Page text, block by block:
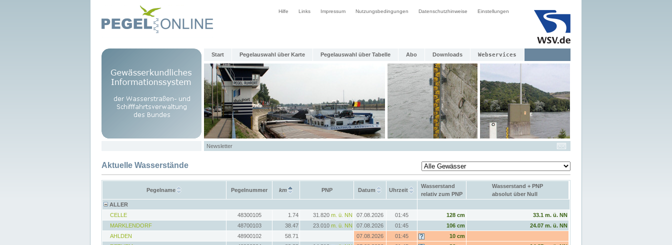
Hilfe Links Impressum Nutzungsbedingungen Datenschutzhinweise Einstellungen
Start Pegelauswahl über Karte Pegelauswahl über Tabelle Abo Downloads Webservices
Newsletter
Aktuelle Wasserstände
Pegelname Pegelnummer km PNP Datum Uhrzeit
Wasserstand
relativ zum PNP
Wasserstand + PNP
absolut über Null
ALLER
CELLE
48300105 1.74 31.820 m. ü. NN 07.08.2026 01:45 128 cm
33.1 m. ü. NN
MARKLENDORF
48700103 38.47 23.010 m. ü. NN 07.08.2026 01:45 106 cm
24.07 m. ü. NN
AHLDEN
48900102 58.71 07.08.2026 01:45
10 cm